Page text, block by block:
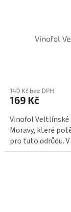
Vinofol
140 Kč bez DPH
169 Kč
Vinofol Veltlínské
Moravy, které
pro tuto odrůdu.